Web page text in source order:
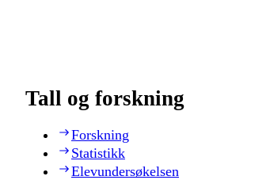
Tall og forskning
Forskning
Statistikk
Elevundersøkelsen